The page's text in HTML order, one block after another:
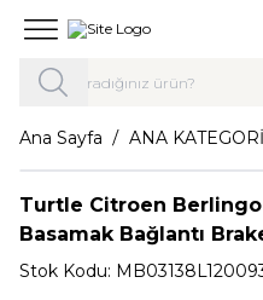
Ana Sayfa ANA KATEGORİ
Turtle Citroen Berlingo
Basamak Bağlantı
Stok Kodu: